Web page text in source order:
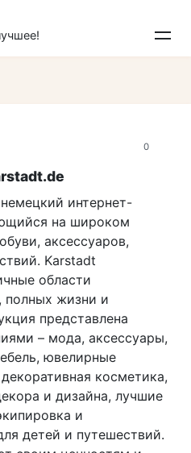
0
интернет-
на широком
аксессуаров,
Karstadt
области
полных жизни и
представлена
– мода, аксессуары,
ювелирные
косметика,
и дизайна, лучшие
и
детей и путешествий.